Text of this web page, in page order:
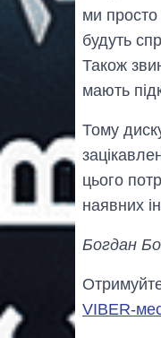
ми просто
будуть
Також
мають
Тому
цього
наявних
Богдан
VIBER-